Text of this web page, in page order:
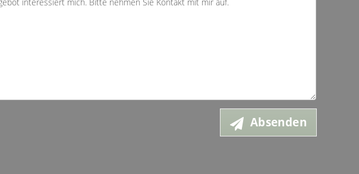
Absenden